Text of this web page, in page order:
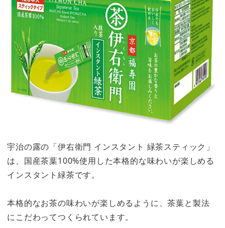
宇治の露の「伊右衛門 インスタント 緑茶スティック」
は、国産茶葉100%使用した本格的な味わいが楽しめる
インスタント緑茶です。
本格的なお茶の味わいが楽しめるように、茶葉と製法
にこだわってつくられています。